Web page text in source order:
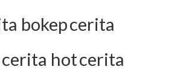
bokepcerita
cerita hotcerita